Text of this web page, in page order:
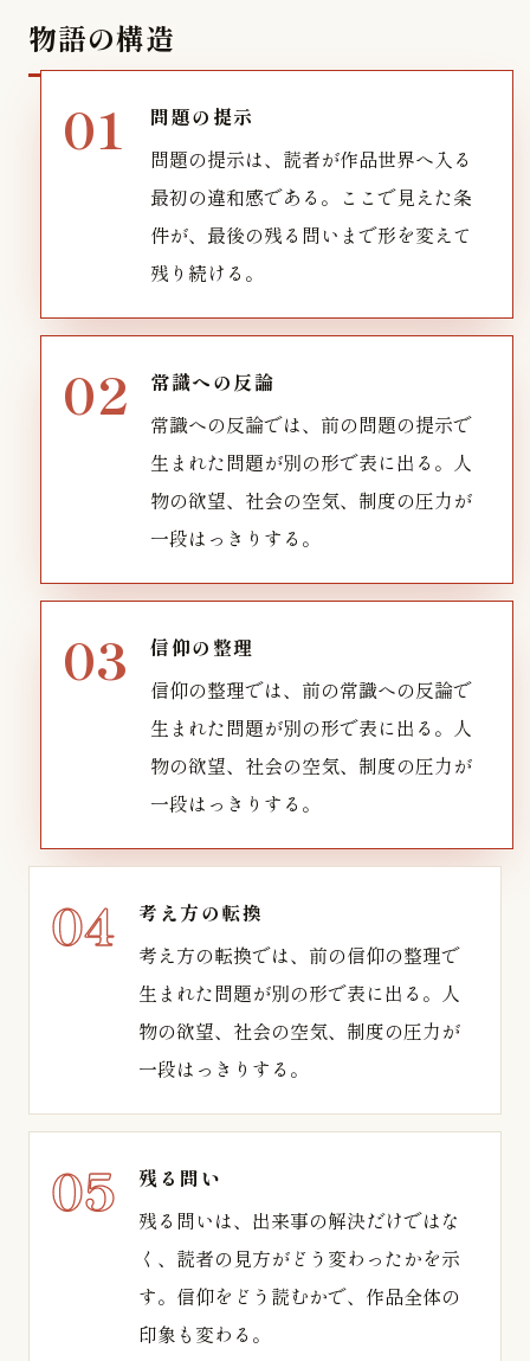
物語の構造
問題の提示
問題の提示は、読者が作品世界へ入る
最初の違和感である。ここで見えた条
件が、最後の残る問いまで形を変えて
残り続ける。
常識への反論
常識への反論では、前の問題の提示で
生まれた問題が別の形で表に出る。人
物の欲望、社会の空気、制度の圧力が
一段はっきりする。
信仰の整理
信仰の整理では、前の常識への反論で
生まれた問題が別の形で表に出る。人
物の欲望、社会の空気、制度の圧力が
一段はっきりする。
考え方の転換
考え方の転換では、前の信仰の整理で
生まれた問題が別の形で表に出る。人
物の欲望、社会の空気、制度の圧力が
一段はっきりする。
残る問い
残る問いは、出来事の解決だけではな
く、読者の見方がどう変わったかを示
す。信仰をどう読むかで、作品全体の
印象も変わる。